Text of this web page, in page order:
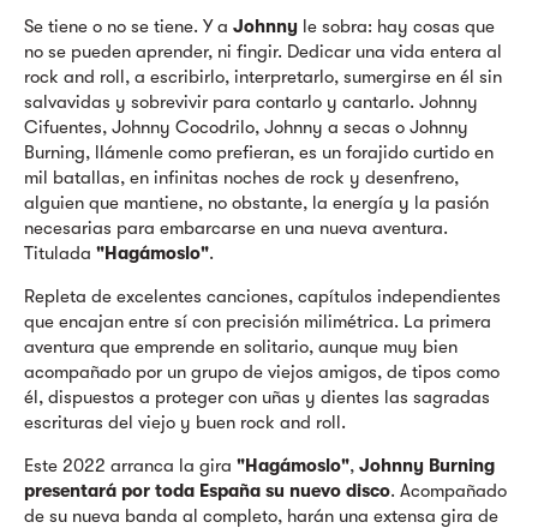
Se tiene o no se tiene. Y a Johnny le sobra: hay cosas que
no se pueden aprender, ni fingir. Dedicar una vida entera al
rock and roll, a escribirlo, interpretarlo, sumergirse en él sin
salvavidas y sobrevivir para contarlo y cantarlo. Johnny
Cifuentes, Johnny Cocodrilo, Johnny a secas o Johnny
Burning, llámenle como prefieran, es un forajido curtido en
mil batallas, en infinitas noches de rock y desenfreno,
alguien que mantiene, no obstante, la energía y la pasión
necesarias para embarcarse en una nueva aventura.
Titulada "Hagámoslo".
Repleta de excelentes canciones, capítulos independientes
que encajan entre sí con precisión milimétrica. La primera
aventura que emprende en solitario, aunque muy bien
acompañado por un grupo de viejos amigos, de tipos como
él, dispuestos a proteger con uñas y dientes las sagradas
escrituras del viejo y buen rock and roll.
Este 2022 arranca la gira "Hagámoslo", Johnny Burning
presentará por toda España su nuevo disco. Acompañado
de su nueva banda al completo, harán una extensa gira de